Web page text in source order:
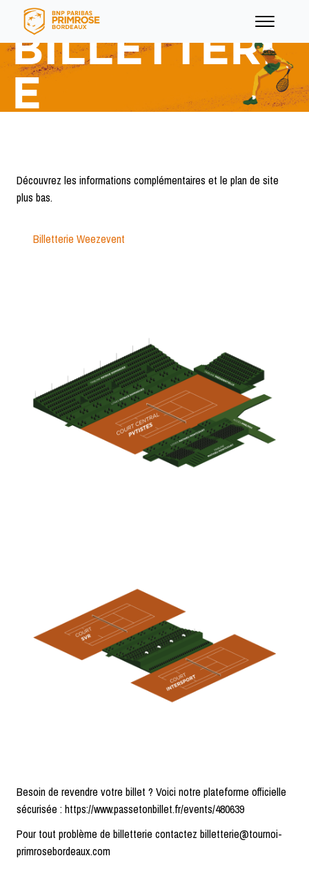
BILLETTERI
E
Découvrez les informations complémentaires et le plan de site
plus bas.
Billetterie Weezevent
Besoin de revendre votre billet ? Voici notre plateforme officielle
sécurisée : https://www.passetonbillet.fr/events/480639
Pour tout problème de billetterie contactez billetterie@tournoi-
primrosebordeaux.com